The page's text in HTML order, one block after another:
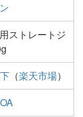
ストレートジ
（楽天市場）